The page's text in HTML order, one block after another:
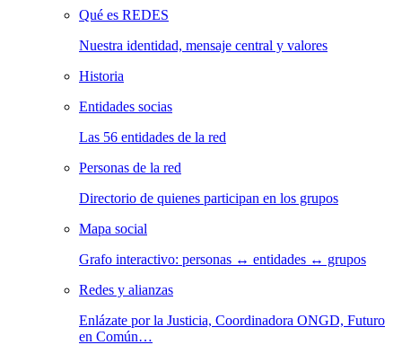
Qué es REDES
Nuestra identidad, mensaje central y valores
Historia
Entidades socias
Las 56 entidades de la red
Personas de la red
Directorio de quienes participan en los grupos
Mapa social
Grafo interactivo: personas ↔ entidades ↔ grupos
Redes y alianzas
Enlázate por la Justicia, Coordinadora ONGD, Futuro
en Común…